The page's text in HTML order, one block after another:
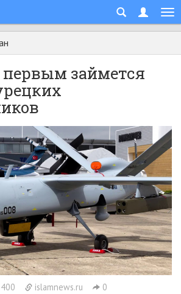
первым займется
islamnews.ru 0